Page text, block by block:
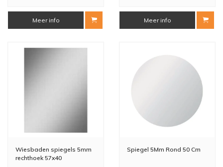
Meer info Meer info
Wiesbaden spiegels 5mm
rechthoek 57x40
Spiegel 5Mm Rond 50 Cm